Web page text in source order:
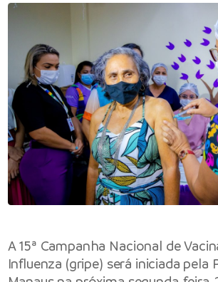
A 15ª Campanha Nacional de
Influenza (gripe) será iniciada pela